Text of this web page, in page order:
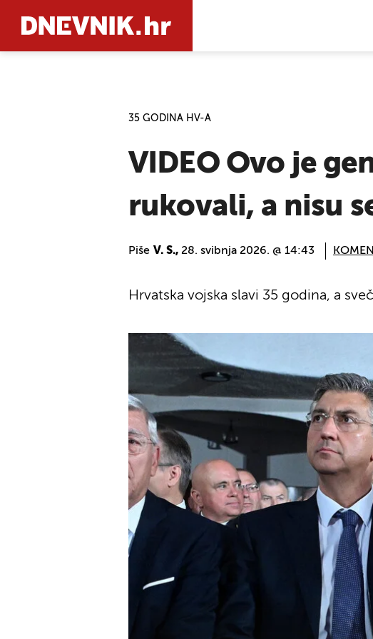
35 GODINA HV-A
VIDEO Ovo je
rukovali, a nisu
Piše V. S., 28. svibnja 2026. @ 14:43
Hrvatska vojska slavi 35 godina, a